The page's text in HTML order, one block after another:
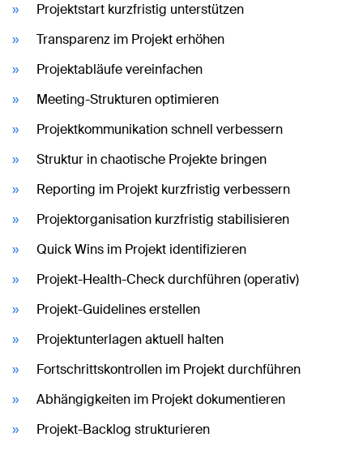
Projektstart kurzfristig unterstützen
Transparenz im Projekt erhöhen
Projektabläufe vereinfachen
Meeting-Strukturen optimieren
Projektkommunikation schnell verbessern
Struktur in chaotische Projekte bringen
Reporting im Projekt kurzfristig verbessern
Projektorganisation kurzfristig stabilisieren
Quick Wins im Projekt identifizieren
Projekt-Health-Check durchführen (operativ)
Projekt-Guidelines erstellen
Projektunterlagen aktuell halten
Fortschrittskontrollen im Projekt durchführen
Abhängigkeiten im Projekt dokumentieren
Projekt-Backlog strukturieren